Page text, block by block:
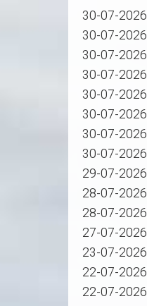
30-07-2026
30-07-2026
30-07-2026
30-07-2026
30-07-2026
30-07-2026
30-07-2026
30-07-2026
29-07-2026
28-07-2026
28-07-2026
27-07-2026
23-07-2026
22-07-2026
22-07-2026